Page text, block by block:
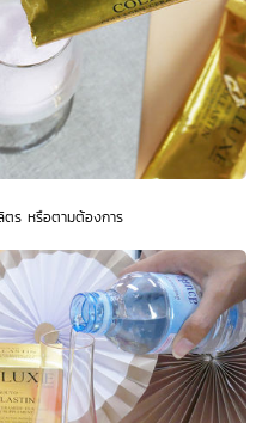
ตร หรือตามต้องการ